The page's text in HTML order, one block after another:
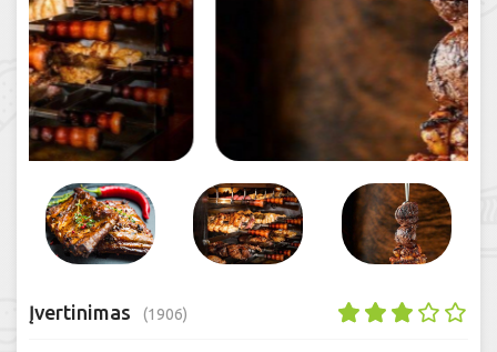
Įvertinimas (1906)